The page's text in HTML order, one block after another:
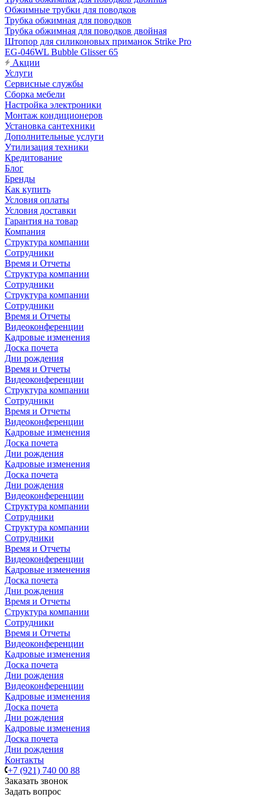
Обжимные трубки для поводков
Трубка обжимная для поводков
Трубка обжимная для поводков двойная
Штопор для силиконовых приманок Strike Pro
EG-046WL Bubble Glisser 65
Акции
Услуги
Сервисные службы
Сборка мебели
Настройка электроники
Монтаж кондиционеров
Установка сантехники
Дополнительные услуги
Утилизация техники
Кредитование
Блог
Бренды
Как купить
Условия оплаты
Условия доставки
Гарантия на товар
Компания
Структура компании
Сотрудники
Время и Отчеты
Структура компании
Сотрудники
Структура компании
Сотрудники
Время и Отчеты
Видеоконференции
Кадровые изменения
Доска почета
Дни рождения
Время и Отчеты
Видеоконференции
Структура компании
Сотрудники
Время и Отчеты
Видеоконференции
Кадровые изменения
Доска почета
Дни рождения
Кадровые изменения
Доска почета
Дни рождения
Видеоконференции
Структура компании
Сотрудники
Структура компании
Сотрудники
Время и Отчеты
Видеоконференции
Кадровые изменения
Доска почета
Дни рождения
Время и Отчеты
Структура компании
Сотрудники
Время и Отчеты
Видеоконференции
Кадровые изменения
Доска почета
Дни рождения
Видеоконференции
Кадровые изменения
Доска почета
Дни рождения
Кадровые изменения
Доска почета
Дни рождения
Контакты
+7 (921) 740 00 88
Заказать звонок
Задать вопрос